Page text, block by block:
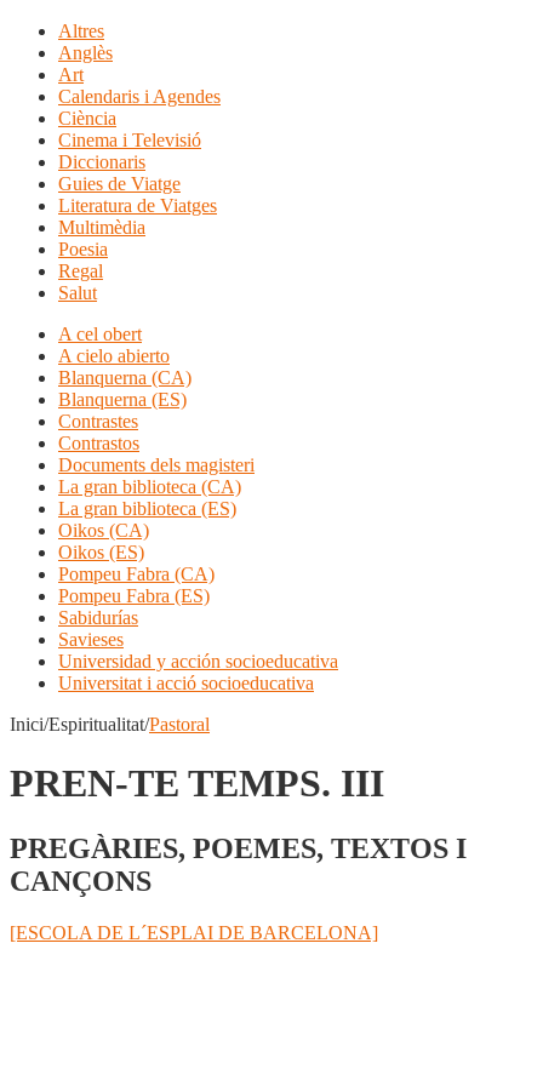
Altres
Anglès
Art
Calendaris i Agendes
Ciència
Cinema i Televisió
Diccionaris
Guies de Viatge
Literatura de Viatges
Multimèdia
Poesia
Regal
Salut
A cel obert
A cielo abierto
Blanquerna (CA)
Blanquerna (ES)
Contrastes
Contrastos
Documents dels magisteri
La gran biblioteca (CA)
La gran biblioteca (ES)
Oikos (CA)
Oikos (ES)
Pompeu Fabra (CA)
Pompeu Fabra (ES)
Sabidurías
Savieses
Universidad y acción socioeducativa
Universitat i acció socioeducativa
Inici/Espiritualitat/Pastoral
PREN-TE TEMPS. III
PREGÀRIES, POEMES, TEXTOS I
CANÇONS
[ESCOLA DE L´ESPLAI DE BARCELONA]